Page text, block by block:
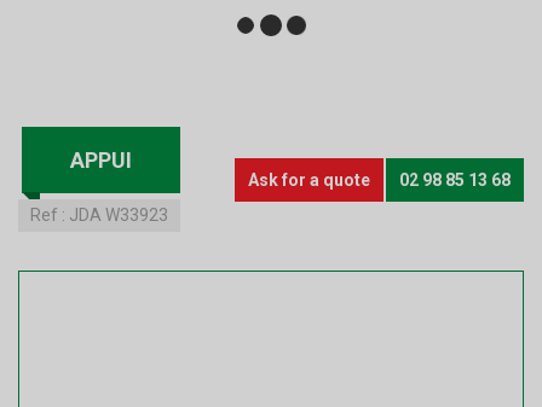
APPUI
Ref : JDA W33923
Ask for a quote 02 98 85 13 68